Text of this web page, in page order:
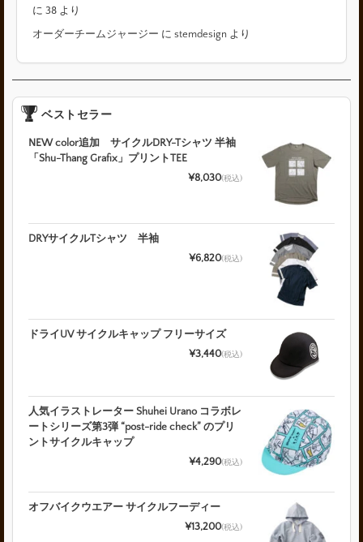
に38 より
オーダーチームジャージー にstemdesign より
ベストセラー
NEW color追加 サイクルDRY-Tシャツ 半袖
「Shu-Thang Grafix」プリントTEE
¥8,030(税込)
DRYサイクルTシャツ 半袖
¥6,820(税込)
ドライUV サイクルキャップ フリーサイズ
¥3,440(税込)
人気イラストレーター Shuhei Urano コラボレ
ートシリーズ第3弾 “post-ride check” のプリ
ントサイクルキャップ
¥4,290(税込)
オフバイクウエアー サイクルフーディー
¥13,200(税込)